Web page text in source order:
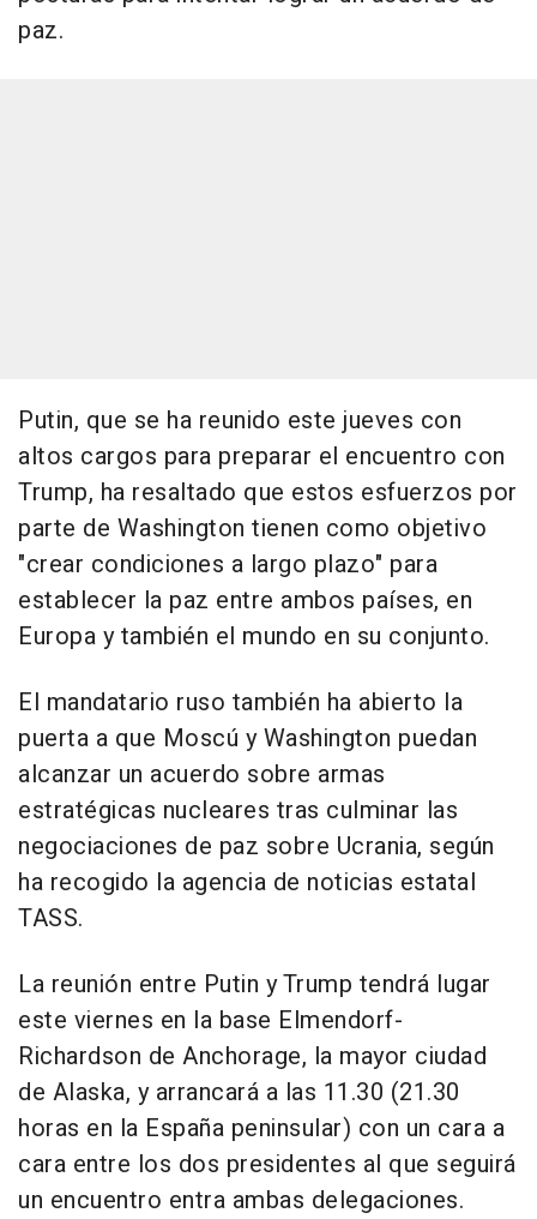
paz.
Putin, que se ha reunido este jueves con
altos cargos para preparar el encuentro con
Trump, ha resaltado que estos esfuerzos por
parte de Washington tienen como objetivo
"crear condiciones a largo plazo" para
establecer la paz entre ambos países, en
Europa y también el mundo en su conjunto.
El mandatario ruso también ha abierto la
puerta a que Moscú y Washington puedan
alcanzar un acuerdo sobre armas
estratégicas nucleares tras culminar las
negociaciones de paz sobre Ucrania, según
ha recogido la agencia de noticias estatal
TASS.
La reunión entre Putin y Trump tendrá lugar
este viernes en la base Elmendorf-
Richardson de Anchorage, la mayor ciudad
de Alaska, y arrancará a las 11.30 (21.30
horas en la España peninsular) con un cara a
cara entre los dos presidentes al que seguirá
un encuentro entra ambas delegaciones.